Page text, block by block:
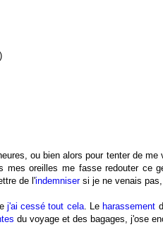
ou bien alors pour tenter de me
mes oreilles me fasse redouter ce
de l'indemnisersi je ne venais pas,
j'ai cessé tout cela. Le harassement
du voyage et des bagages, j'ose